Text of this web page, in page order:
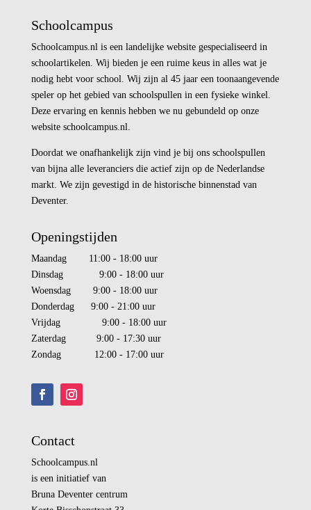
Schoolcampus
Schoolcampus.nl is een landelijke website gespecialiseerd in
schoolartikelen. Wij bieden je een ruime keus in alles wat je
nodig hebt voor school. Wij zijn al 45 jaar een toonaangevende
speler op het gebied van schoolspullen in een fysieke winkel.
Deze ervaring en kennis hebben we nu gebundeld op onze
website schoolcampus.nl.
Doordat we onafhankelijk zijn vind je bij ons schoolspullen
van bijna alle leveranciers die actief zijn op de Nederlandse
markt. We zijn gevestigd in de historische binnenstad van
Deventer.
Openingstijden
Maandag 11:00 - 18:00 uur
Dinsdag 9:00 - 18:00 uur
Woensdag 9:00 - 18:00 uur
Donderdag 9:00 - 21:00 uur
Vrijdag 9:00 - 18:00 uur
Zaterdag 9:00 - 17:30 uur
Zondag 12:00 - 17:00 uur
Contact
Schoolcampus.nl
is een initiatief van
Bruna Deventer centrum